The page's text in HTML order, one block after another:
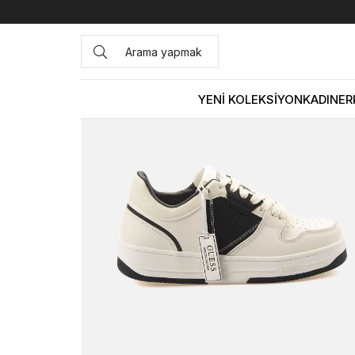
YENİ KOLEKSİYONKADIN
Anasayfa KADIN AYAKKABI Spor&Sneaker Guess